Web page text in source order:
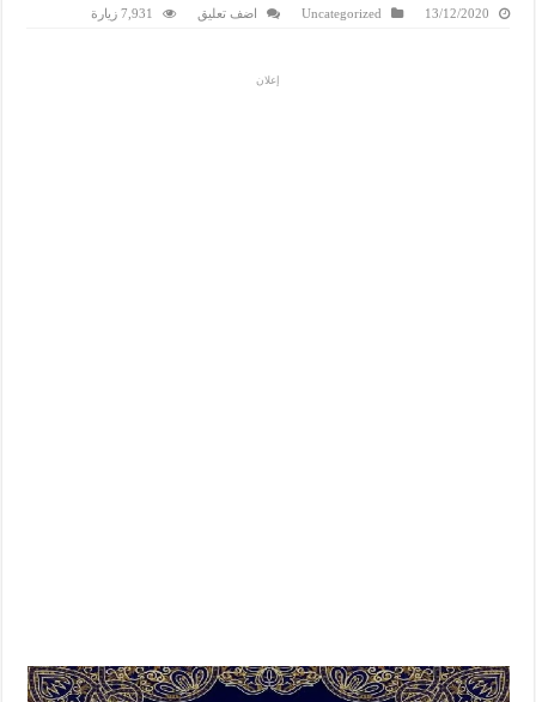
13/12/2020
Uncategorized اضف تعليق 7,931 زيارة
إعلان